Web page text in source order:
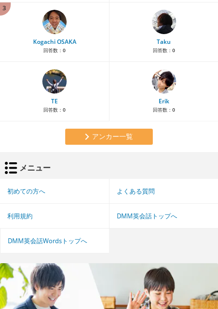
3
Kogachi OSAKA
回答数： 0
Taku
回答数： 0
TE
回答数： 0
Erik
回答数： 0
アンカー一覧
メニュー
初めての方へ よくある質問
利用規約 DMM英会話トップへ
DMM英会話Wordsトップへ